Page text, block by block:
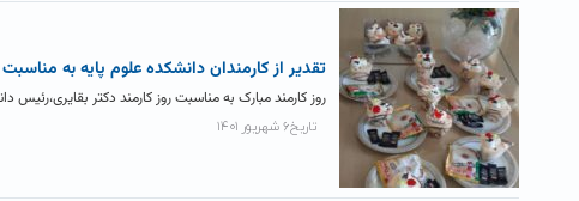
تقدیر از کارمندان دانشکده علوم پایه به مناسبت
روز کارمند مبارک به مناسبت روز کارمند دکتر بقایری،رئیس
تاریخ۶ شهریور ۱۴۰۱